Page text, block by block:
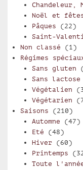
Chandeleur,
Noël et
Pâques (22)
Saint-
Non classé (1)
Régimes
Sans gluten
Sans lactose
Végétalien
Végétarien
Saisons (210)
Automne (47)
Eté (48)
Hiver(60)
Printemps
Toute